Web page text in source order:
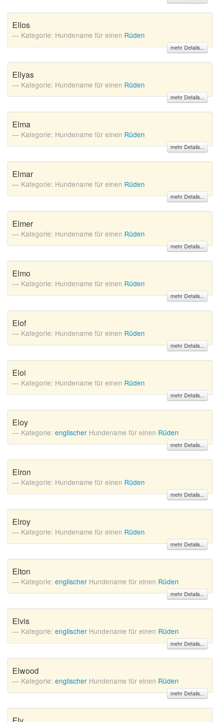
Ellos
Kategorie: Hundename für einen Rüden
mehr Details...
Ellyas
Kategorie: Hundename für einen Rüden
mehr Details...
Elma
Kategorie: Hundename für einen Rüden
mehr Details...
Elmar
Kategorie: Hundename für einen Rüden
mehr Details...
Elmer
Kategorie: Hundename für einen Rüden
mehr Details...
Elmo
Kategorie: Hundename für einen Rüden
mehr Details...
Elof
Kategorie: Hundename für einen Rüden
mehr Details...
Eloi
Kategorie: Hundename für einen Rüden
mehr Details...
Eloy
Kategorie: englischer Hundename für einen Rüden
mehr Details...
Elron
Kategorie: Hundename für einen Rüden
mehr Details...
Elroy
Kategorie: Hundename für einen Rüden
mehr Details...
Elton
Kategorie: englischer Hundename für einen Rüden
mehr Details...
Elvis
Kategorie: englischer Hundename für einen Rüden
mehr Details...
Elwood
Kategorie: englischer Hundename für einen Rüden
mehr Details...